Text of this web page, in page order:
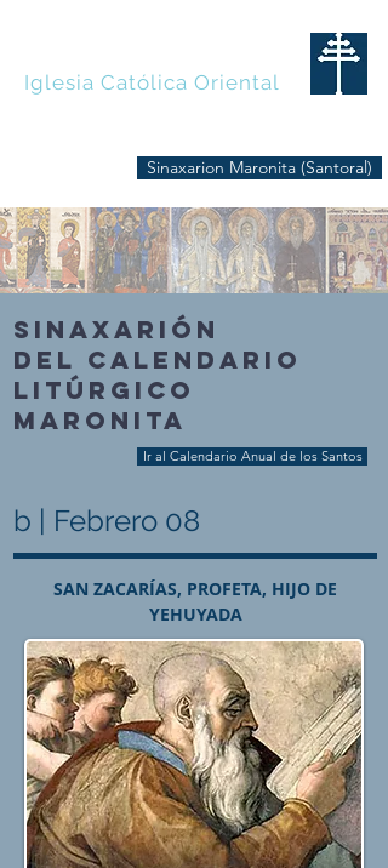
Iglesia Católica Oriental
Sinaxarion Maronita (Santoral)
SINAXARIÓN
DEL CALENDARIO
LITÚRGICO
MARONITA
Ir al Calendario Anual de los Santos
b | Febrero 08
SAN ZACARÍAS, PROFETA, HIJO DE
YEHUYADA